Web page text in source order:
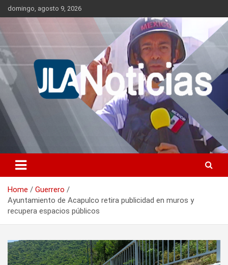
Skip
to
domingo, agosto 9, 2026
Jlanoticias
Información relevante en tiempo real.
Home
Guerrero
Ayuntamiento de Acapulco retira publicidad en muros y
recupera espacios públicos